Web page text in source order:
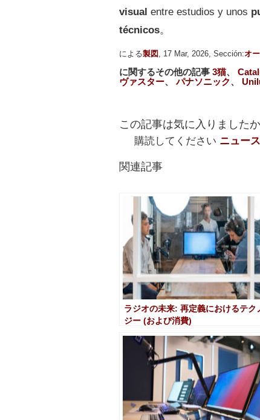
visual entre estudios y unos
técnicos。
による製図 , 17 Mar, 2026, Sección:オ
に関するその他の記事 3猫、
ヴァスター、パナソニック、
この記事は気に入りました
購読してください ニュー
関連記事
ラジオの未来: 再定義におけるテク
ジー (および消費)